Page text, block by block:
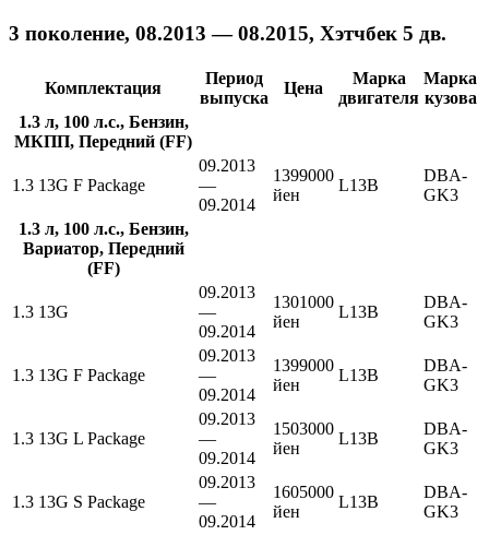
3 поколение, 08.2013 — 08.2015, Хэтчбек 5 дв.
Комплектация
Период
выпуска
Цена
Марка
двигателя
Марка
кузова
1.3 л, 100 л.с., Бензин,
МКПП, Передний (FF)
1.3 13G F Package
09.2013
—
09.2014
1399000
йен
L13B
DBA-
GK3
1.3 л, 100 л.с., Бензин,
Вариатор, Передний
(FF)
1.3 13G
09.2013
—
09.2014
1301000
йен
L13B
DBA-
GK3
1.3 13G F Package
09.2013
—
09.2014
1399000
йен
L13B
DBA-
GK3
1.3 13G L Package
09.2013
—
09.2014
1503000
йен
L13B
DBA-
GK3
1.3 13G S Package
09.2013
—
09.2014
1605000
йен
L13B
DBA-
GK3